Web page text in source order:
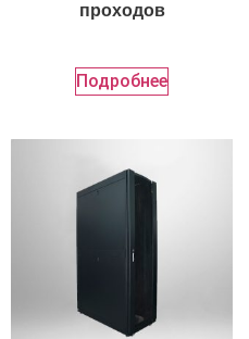
проходов
Подробнее